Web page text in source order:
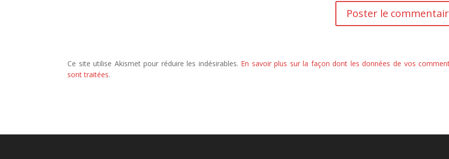
Ce site utilise Akismet pour réduire les indésirables. En savoir plus sur la façon dont les données de vos
sont traitées.